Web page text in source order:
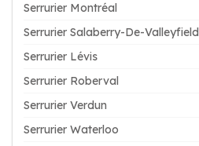
Serrurier Montréal
Serrurier Salaberry-De-Valleyfield
Serrurier Lévis
Serrurier Roberval
Serrurier Verdun
Serrurier Waterloo